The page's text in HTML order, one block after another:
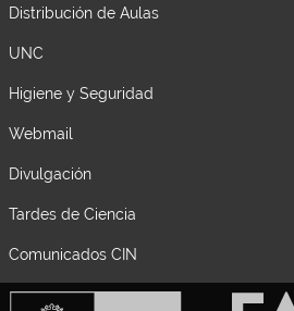
Distribución de Aulas
UNC
Higiene y Seguridad
Webmail
Divulgación
Tardes de Ciencia
Comunicados CIN